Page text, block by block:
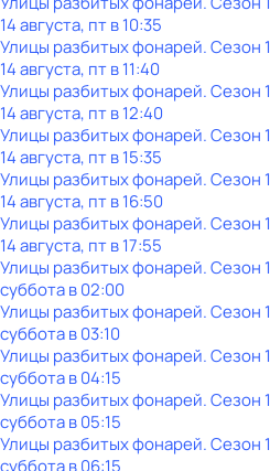
14 августа, пт в 10:35
Улицы разбитых фонарей. Сезон 1
14 августа, пт в 11:40
Улицы разбитых фонарей. Сезон 1
14 августа, пт в 12:40
Улицы разбитых фонарей. Сезон 1
14 августа, пт в 15:35
Улицы разбитых фонарей. Сезон 1
14 августа, пт в 16:50
Улицы разбитых фонарей. Сезон 1
14 августа, пт в 17:55
Улицы разбитых фонарей. Сезон 1
субботав02:00
Улицы разбитых фонарей. Сезон 1
субботав03:10
Улицы разбитых фонарей. Сезон 1
субботав04:15
Улицы разбитых фонарей. Сезон 1
субботав05:15
Улицы разбитых фонарей. Сезон 1
субботав06:15